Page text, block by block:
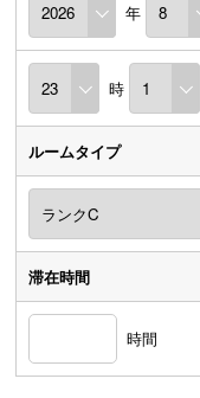
年
時
ルームタイプ
滞在時間
時間